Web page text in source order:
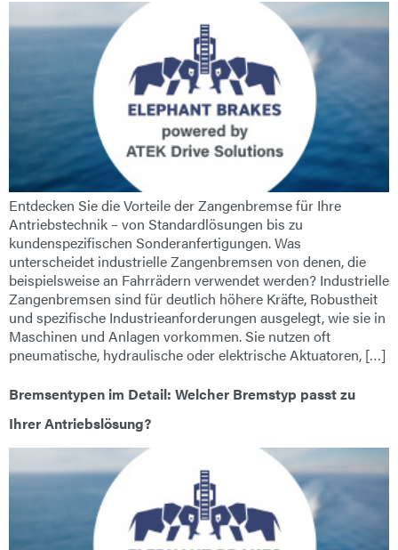
Entdecken Sie die Vorteile der Zangenbremse für Ihre
Antriebstechnik – von Standardlösungen bis zu
kundenspezifischen Sonderanfertigungen. Was
unterscheidet industrielle Zangenbremsen von denen, die
beispielsweise an Fahrrädern verwendet werden? Industrielle
Zangenbremsen sind für deutlich höhere Kräfte, Robustheit
und spezifische Industrieanforderungen ausgelegt, wie sie in
Maschinen und Anlagen vorkommen. Sie nutzen oft
pneumatische, hydraulische oder elektrische Aktuatoren, […]
Bremsentypen im Detail: Welcher Bremstyp passt zu
Ihrer Antriebslösung?